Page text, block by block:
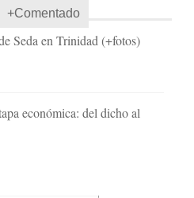
+Comentado
Seda en Trinidad (+fotos)
económica: del dicho al